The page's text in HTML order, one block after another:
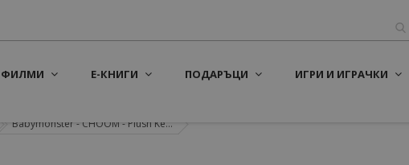
ФИЛМИ Е-КНИГИ ПОДАРЪЦИ ИГРИ И ИГРАЧКИ
Babymonster - CHOOM - Plush Ke...